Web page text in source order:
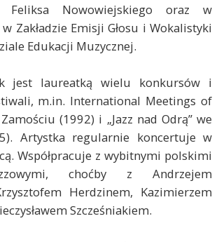
Feliksa Nowowiejskiego oraz w
Zakładzie Emisji Głosu i Wokalistyki
Edukacji Muzycznej.
jest laureatką wielu konkursów i
m.in. International Meetings of
(1992) i „Jazz nad Odrą” we
Artystka regularnie koncertuje w
Współpracuje z wybitnymi polskimi
choćby z Andrzejem
Herdzinem, Kazimierzem
Szcześniakiem.